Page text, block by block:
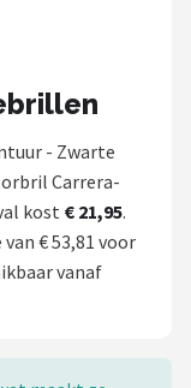
- Zwarte
Carrera-
kost € 21,95.
€ 53,81 voor
vanaf